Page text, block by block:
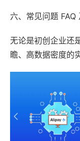
六、常见问题 FAQ
无论是初创企业还
瞻、高数据密度的